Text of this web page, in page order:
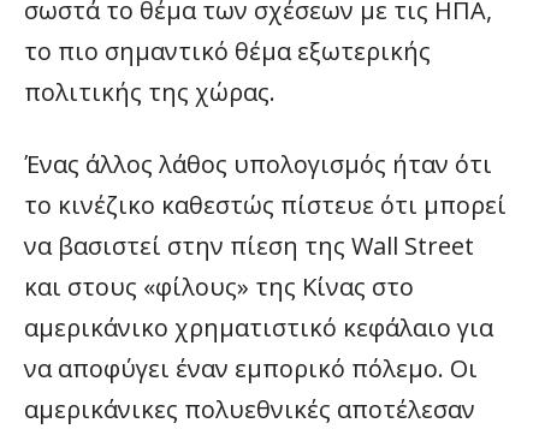
σωστά το θέμα των σχέσεων με τις ΗΠΑ,
το πιο σημαντικό θέμα εξωτερικής
πολιτικής της χώρας.
Ένας άλλος λάθος υπολογισμός ήταν ότι
το κινέζικο καθεστώς πίστευε ότι μπορεί
να βασιστεί στην πίεση της Wall Street
και στους «φίλους» της Κίνας στο
αμερικάνικο χρηματιστικό κεφάλαιο για
να αποφύγει έναν εμπορικό πόλεμο. Οι
αμερικάνικες πολυεθνικές αποτέλεσαν